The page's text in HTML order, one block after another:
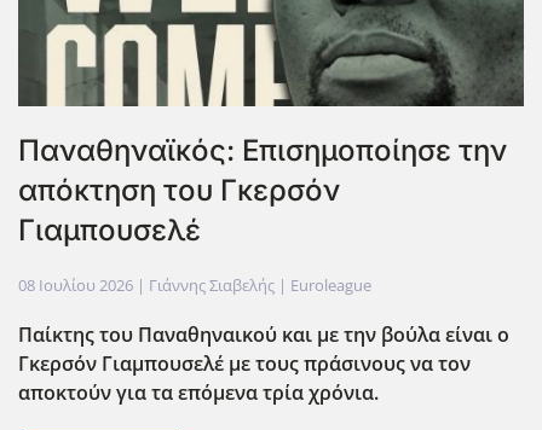
Παναθηναϊκός: Επισημοποίησε την
απόκτηση του Γκερσόν
Γιαμπουσελέ
08 Ιουλίου 2026 | Γιάννης Σιαβελής | Euroleague
Παίκτης του Παναθηναικού και με την βούλα είναι ο
Γκερσόν Γιαμπουσελέ με τους πράσινους να τον
αποκτούν για τα επόμενα τρία χρόνια.